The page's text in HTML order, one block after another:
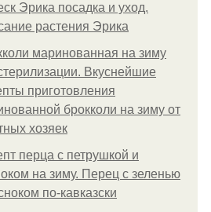
Эрика посадка и уход.
растения Эрика
маринованная на зиму
Вкуснейшие
приготовления
брокколи на зиму от
хозяек
перца с петрушкой и
на зиму. Перец с зеленью
по-кавказски